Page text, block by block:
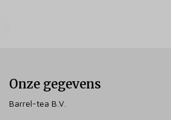
Onze gegevens
Barrel-tea B.V.